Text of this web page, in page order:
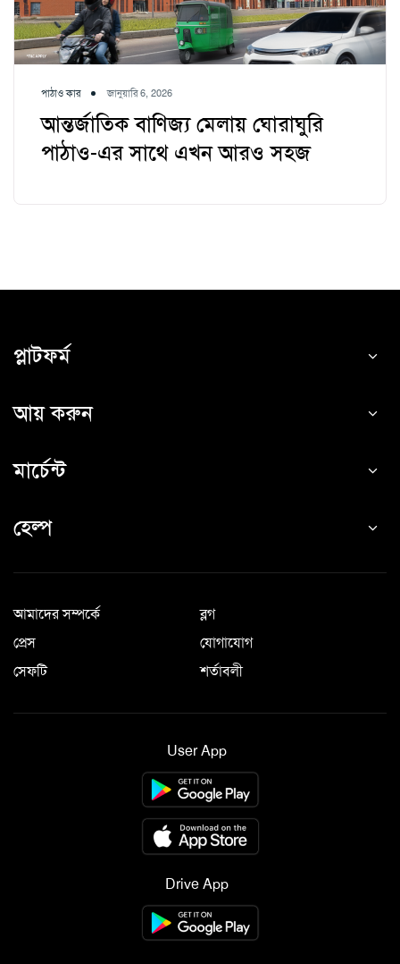
পাঠাও কার জানুয়ারি 6, 2026
আন্তর্জাতিক বাণিজ্য মেলায় ঘোরাঘুরি
পাঠাও-এর সাথে এখন আরও সহজ
প্লাটফর্ম
আয় করুন
মার্চেন্ট
হেল্প
আমাদের সম্পর্কে
ব্লগ
প্রেস
যোগাযোগ
সেফটি
শর্তাবলী
User App
Drive App